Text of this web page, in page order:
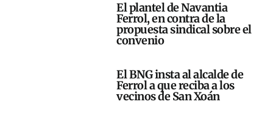
El plantel de Navantia
Ferrol, en contra de la
propuesta sindical sobre el
convenio
El BNG insta al alcalde de
Ferrol a que reciba a los
vecinos de San Xoán